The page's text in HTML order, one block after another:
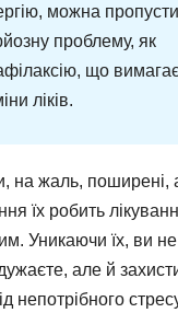
можна
проблему, як
що
ліків.
на жаль, поширені,
їх робить
Уникаючи їх, ви не
але й
непотрібного